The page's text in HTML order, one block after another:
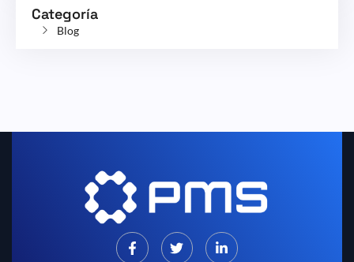
Categoría
Blog